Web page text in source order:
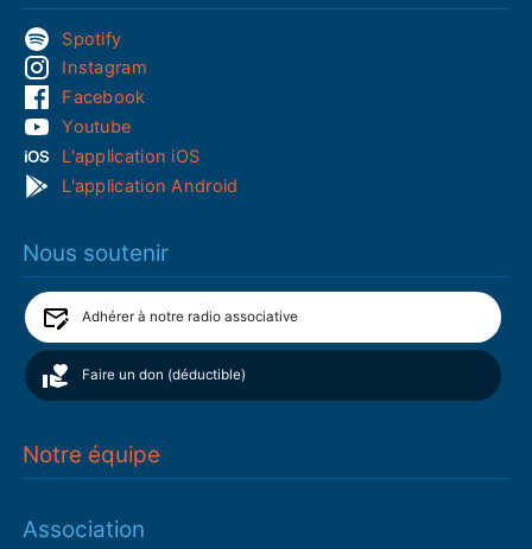
Spotify
Instagram
Facebook
Youtube
L'application iOS
L'application Android
Nous soutenir
Adhérer à notre radio associative
Faire un don (déductible)
Notre équipe
Association